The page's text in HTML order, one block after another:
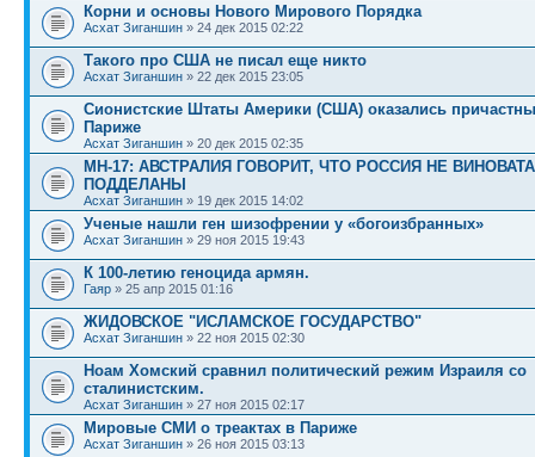
Корни и основы Нового Мирового Порядка
Асхат Зиганшин » 24 дек 2015 02:22
Такого про США не писал еще никто
Асхат Зиганшин » 22 дек 2015 23:05
Сионистские Штаты Америки (США) оказались
Париже
Асхат Зиганшин » 20 дек 2015 02:35
МН-17: АВСТРАЛИЯ ГОВОРИТ, ЧТО РОССИЯ НЕ
ПОДДЕЛАНЫ
Асхат Зиганшин » 19 дек 2015 14:02
Ученые нашли ген шизофрении у «богоизбранных»
Асхат Зиганшин » 29 ноя 2015 19:43
К 100-летию геноцида армян.
Гаяр » 25 апр 2015 01:16
ЖИДОВСКОЕ "ИСЛАМСКОЕ ГОСУДАРСТВО"
Асхат Зиганшин » 22 ноя 2015 02:30
Ноам Хомский сравнил политический режим Израиля со
сталинистским.
Асхат Зиганшин » 27 ноя 2015 02:17
Мировые СМИ о треактах в Париже
Асхат Зиганшин » 26 ноя 2015 03:13